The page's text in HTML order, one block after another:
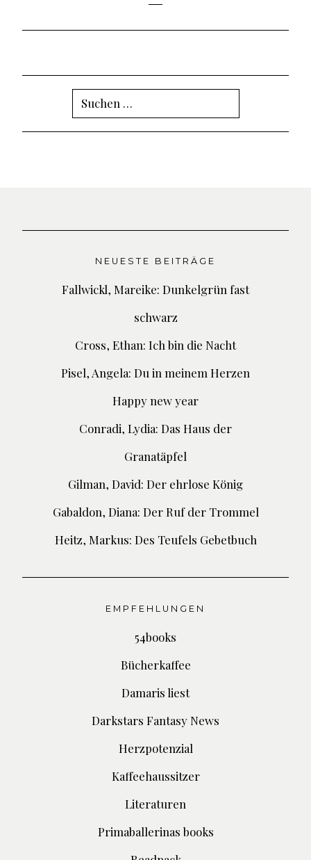
Suchen
nach:
NEUESTE BEITRÄGE
Fallwickl, Mareike: Dunkelgrün fast
schwarz
Cross, Ethan: Ich bin die Nacht
Pisel, Angela: Du in meinem Herzen
Happy new year
Conradi, Lydia: Das Haus der
Granatäpfel
Gilman, David: Der ehrlose König
Gabaldon, Diana: Der Ruf der Trommel
Heitz, Markus: Des Teufels Gebetbuch
EMPFEHLUNGEN
54books
Bücherkaffee
Damaris liest
Darkstars Fantasy News
Herzpotenzial
Kaffeehaussitzer
Literaturen
Primaballerinas books